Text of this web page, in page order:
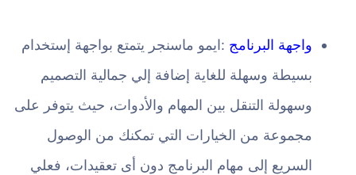
واجهة البرنامج :ايمو ماسنجر يتمتع بواجهة إستخدام
بسيطة وسهلة للغاية إضافة إلي جمالية التصميم
وسهولة التنقل بين المهام والأدوات، حيث يتوفر على
مجموعة من الخيارات التي تمكنك من الوصول
السريع إلى مهام البرنامج دون أى تعقيدات، فعلي